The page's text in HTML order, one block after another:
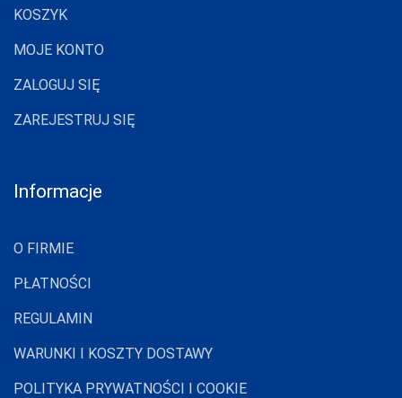
KOSZYK
MOJE KONTO
ZALOGUJ SIĘ
ZAREJESTRUJ SIĘ
Informacje
O FIRMIE
PŁATNOŚCI
REGULAMIN
WARUNKI I KOSZTY DOSTAWY
POLITYKA PRYWATNOŚCI I COOKIE